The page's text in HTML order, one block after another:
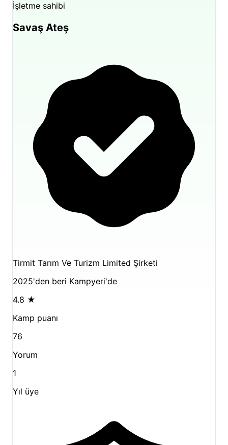
İşletme sahibi
Savaş Ateş
Tirmit Tarım Ve Turizm Limited Şirketi
2025'den beri Kampyeri'de
4.8 ★
Kamp puanı
76
Yorum
1
Yıl üye